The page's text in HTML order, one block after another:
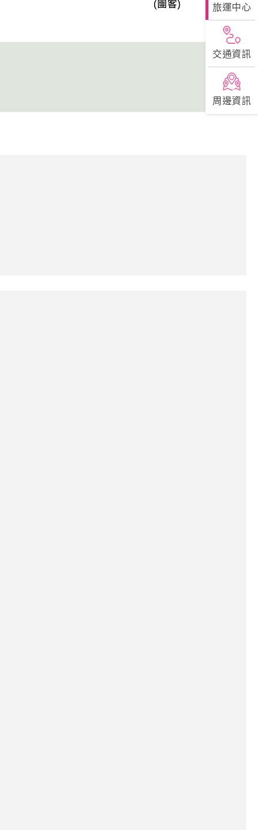
旅運中心
交通資訊
周邊資訊